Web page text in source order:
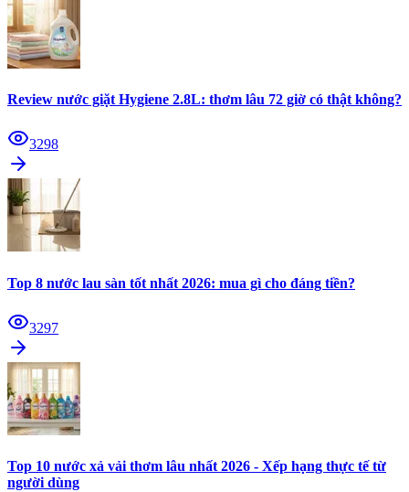
Review nước giặt Hygiene 2.8L: thơm lâu 72 giờ có thật không?
3298
Top 8 nước lau sàn tốt nhất 2026: mua gì cho đáng tiền?
3297
Top 10 nước xả vải thơm lâu nhất 2026 - Xếp hạng thực tế từ
người dùng